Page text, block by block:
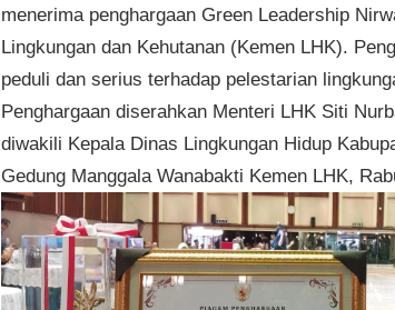
menerima penghargaan Green Leadership
Lingkungan dan Kehutanan (Kemen LHK).
peduli dan serius terhadap pelestarian
Penghargaan diserahkan Menteri LHK Siti
diwakili Kepala Dinas Lingkungan Hidup
Gedung Manggala Wanabakti Kemen LHK,